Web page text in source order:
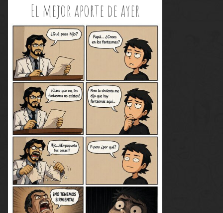
El mejor aporte de ayer